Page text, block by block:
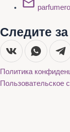
Следите
Политика
Пользовательское